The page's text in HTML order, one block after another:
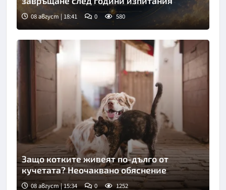
08 август | 18:41 0 580
Защо котките живеят по-дълго от
кучетата? Неочаквано обяснение
08 август | 15:34 0 1252